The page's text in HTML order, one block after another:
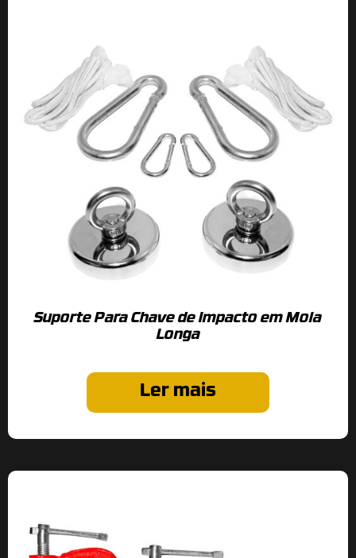
Suporte Para Chave de Impacto em Mola
Longa
Ler mais